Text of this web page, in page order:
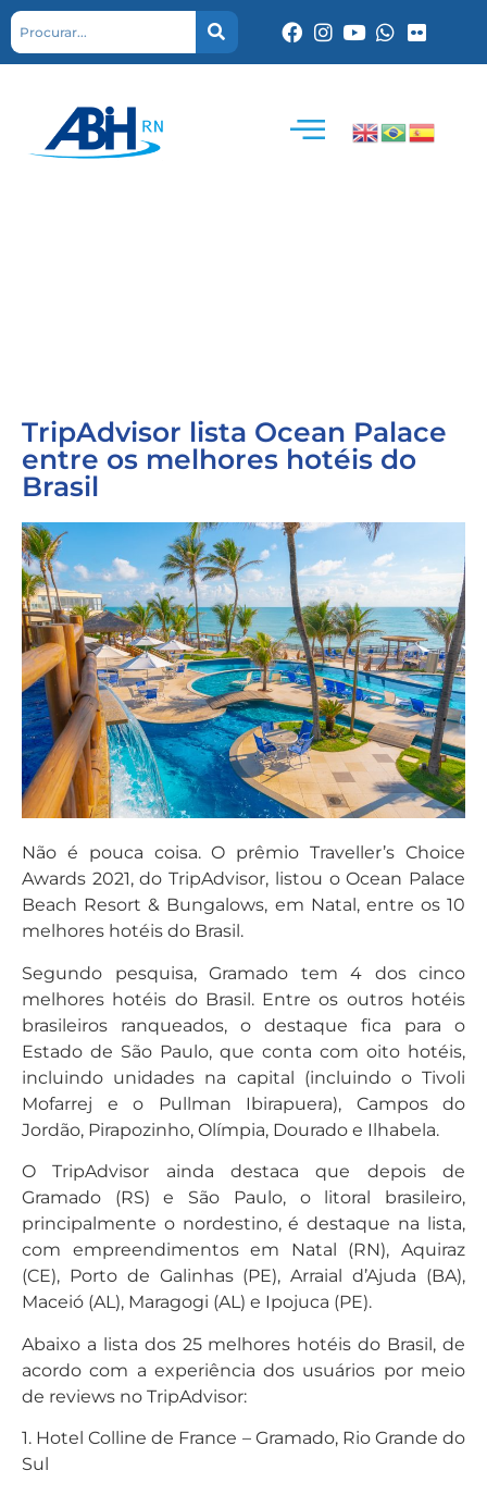
TripAdvisor lista Ocean Palace
entre os melhores hotéis do
Brasil
Não é pouca coisa. O prêmio Traveller’s Choice
Awards 2021, do TripAdvisor, listou o Ocean Palace
Beach Resort & Bungalows, em Natal, entre os 10
melhores hotéis do Brasil.
Segundo pesquisa, Gramado tem 4 dos cinco
melhores hotéis do Brasil. Entre os outros hotéis
brasileiros ranqueados, o destaque fica para o
Estado de São Paulo, que conta com oito hotéis,
incluindo unidades na capital (incluindo o Tivoli
Mofarrej e o Pullman Ibirapuera), Campos do
Jordão, Pirapozinho, Olímpia, Dourado e Ilhabela.
O TripAdvisor ainda destaca que depois de
Gramado (RS) e São Paulo, o litoral brasileiro,
principalmente o nordestino, é destaque na lista,
com empreendimentos em Natal (RN), Aquiraz
(CE), Porto de Galinhas (PE), Arraial d’Ajuda (BA),
Maceió (AL), Maragogi (AL) e Ipojuca (PE).
Abaixo a lista dos 25 melhores hotéis do Brasil, de
acordo com a experiência dos usuários por meio
de reviews no TripAdvisor:
1. Hotel Colline de France – Gramado, Rio Grande do
Sul